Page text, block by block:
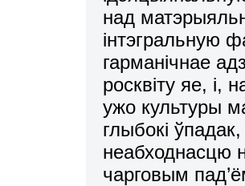
над
інтэгральную
гарманічнае
росквіту яе, і,
ужо культуры
глыбокі
неабходнасцю
чарговым